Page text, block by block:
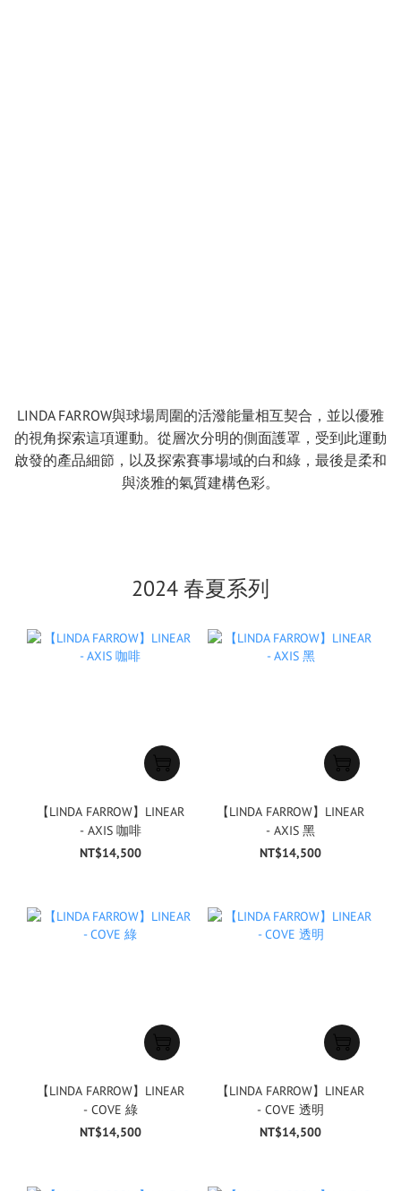
LINDA FARROW與球場周圍的活潑能量相互契合，並以優雅
的視角探索這項運動。從層次分明的側面護罩，受到此運動
啟發的產品細節，以及探索賽事場域的白和綠，最後是柔和
與淡雅的氣質建構色彩。
2024 春夏系列
【LINDA FARROW】LINEAR
- AXIS 咖啡
NT$14,500
【LINDA FARROW】LINEAR
- AXIS 黑
NT$14,500
【LINDA FARROW】LINEAR
- COVE 綠
NT$14,500
【LINDA FARROW】LINEAR
- COVE 透明
NT$14,500